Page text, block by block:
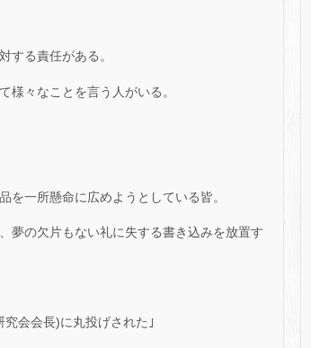
する責任がある。
様々なことを言う人がいる。
を一所懸命に広めようとしている皆。
夢の欠片もない礼に失する書き込みを放置す
究会会長)に丸投げされた｣